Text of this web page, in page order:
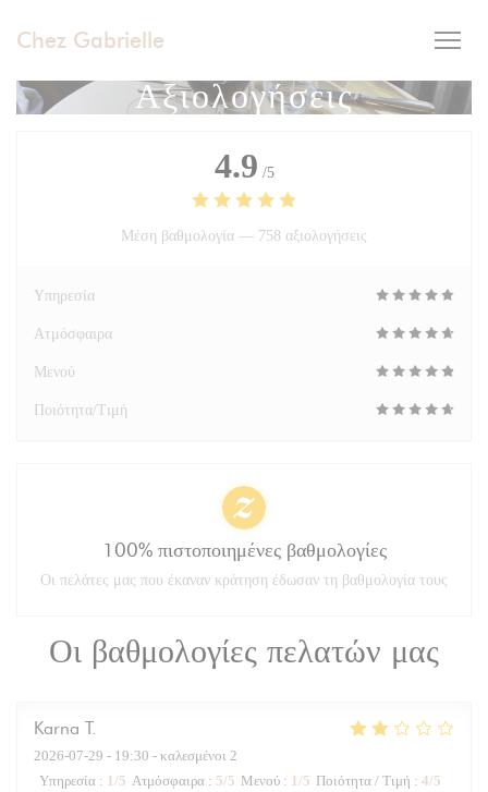
Chez Gabrielle
Αξιολογήσεις
Οι βαθμολογίες πελατών μας
Karna T
2026-07-29 - 19:30 - καλεσμένοι 2
Υπηρεσία : 1/5 Ατμόσφαιρα : 5/5 Μενού : 1/5 Ποιότητα / Τιμή : 4/5
4.9 /5
Μέση βαθμολογία — 758 αξιολογήσεις
Υπηρεσία
Ατμόσφαιρα
Μενού
Ποιότητα/Τιμή
100% πιστοποιημένες βαθμολογίες
Οι πελάτες μας που έκαναν κράτηση έδωσαν τη βαθμολογία τους